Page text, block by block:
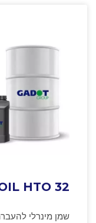
HTO 32
שמן מינרלי